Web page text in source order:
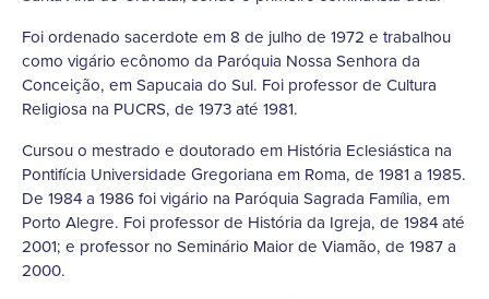
Foi ordenado sacerdote em 8 de julho de 1972 e trabalhou
como vigário ecônomo da Paróquia Nossa Senhora da
Conceição, em Sapucaia do Sul. Foi professor de Cultura
Religiosa na PUCRS, de 1973 até 1981.
Cursou o mestrado e doutorado em História Eclesiástica na
Pontifícia Universidade Gregoriana em Roma, de 1981 a 1985.
De 1984 a 1986 foi vigário na Paróquia Sagrada Família, em
Porto Alegre. Foi professor de História da Igreja, de 1984 até
2001; e professor no Seminário Maior de Viamão, de 1987 a
2000.